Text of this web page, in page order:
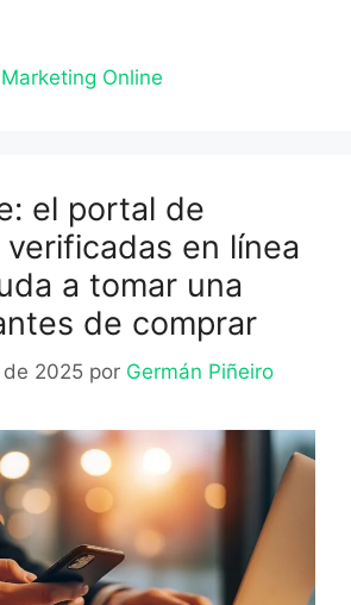
Marketing Online
el portal de
en línea
a tomar una
de comprar
2025 por Germán Piñeiro